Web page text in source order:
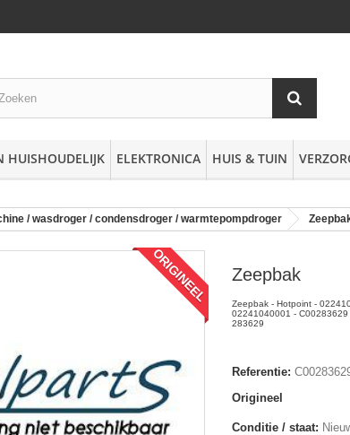
HUISHOUDELIJK ELEKTRONICA HUIS & TUIN
/ wasdroger / condensdroger / warmtepompdroger
ORIGINEEL Zeepbak
Zeepbak - Hotpoint -
02241040001 -
283629
Referentie:
Origineel
Conditie / staat: